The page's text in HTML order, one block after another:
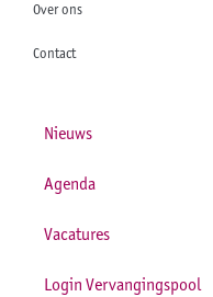
Over ons
Contact
Nieuws
Agenda
Vacatures
Login Vervangingspool